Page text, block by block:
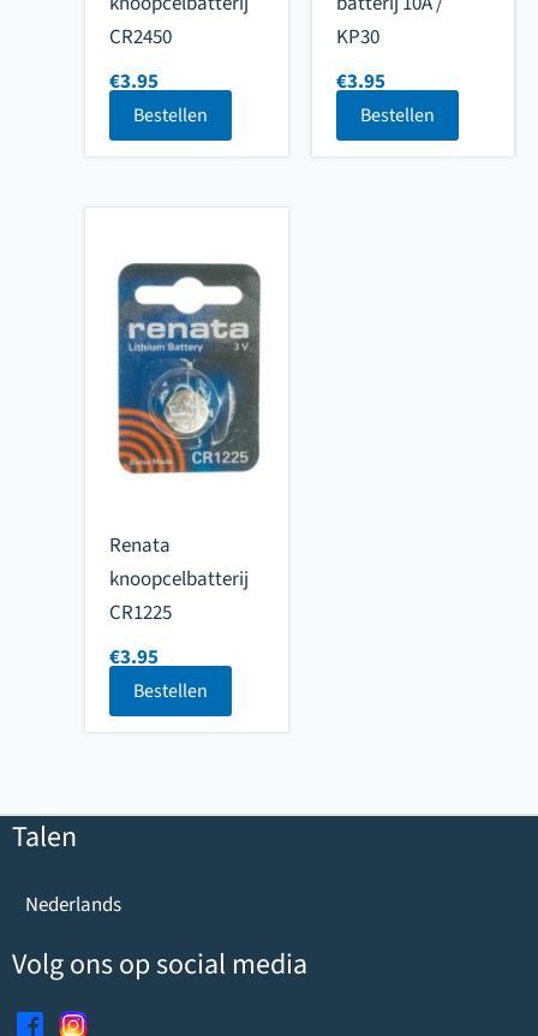
CR2450
€3.95
Bestellen
KP30
€3.95
Bestellen
Renata
knoopcelbatterij
CR1225
€3.95
Bestellen
Talen
Nederlands
Volg ons op social media